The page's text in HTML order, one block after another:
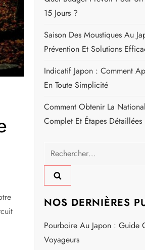
Temps De Vol Paris Tokyo :
La Capitale Japonaise
Les Formalités Pour Se
Guide Complet Des Prises
Tout Ce Que Vous Devez
Recette Bouillon Dashi : La
Goût Authentique Venu Du
Quel Budget Prévoir Pour
15 Jours ?
Saison Des Moustiques Au
Prévention Et Solutions
Indicatif Japon : Comment
En Toute Simplicité